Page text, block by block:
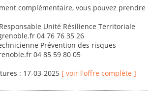
complémentaire, vous pouvez prendre
Unité Résilience Territoriale
04 76 76 35 26
Prévention des risques
04 85 59 80 05
: 17-03-2025 [ voir l'offre complète ]